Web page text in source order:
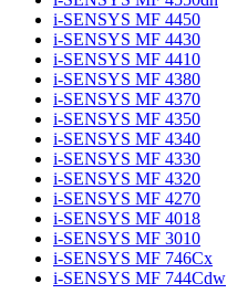
i-SENSYS MF 4450
i-SENSYS MF 4430
i-SENSYS MF 4410
i-SENSYS MF 4380
i-SENSYS MF 4370
i-SENSYS MF 4350
i-SENSYS MF 4340
i-SENSYS MF 4330
i-SENSYS MF 4320
i-SENSYS MF 4270
i-SENSYS MF 4018
i-SENSYS MF 3010
i-SENSYS MF 746Cx
i-SENSYS MF 744Cdw